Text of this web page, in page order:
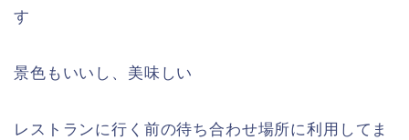
す
景色もいいし、美味しい
レストランに行く前の待ち合わせ場所に利用してま